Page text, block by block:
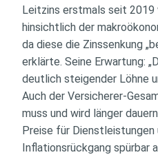
Leitzins erstmals seit
hinsichtlich der
da diese die Zinssenkung
erklärte. Seine Erwartung:
deutlich steigender Löhne
Auch der Versicherer-
muss und wird länger
Preise für Dienstleistungen
Inflationsrückgang spürbar